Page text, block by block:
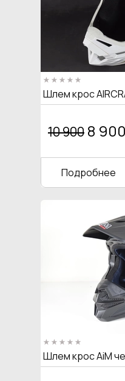
Шлем крос
10 900 8 900
Подробнее
Шлем крос AiM